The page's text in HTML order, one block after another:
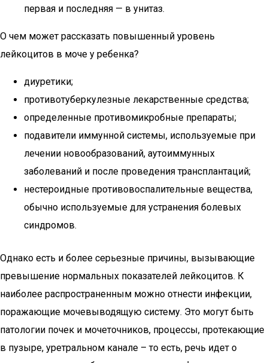
первая и последняя — в унитаз.
О чем может рассказать повышенный уровень
лейкоцитов в моче у ребенка?
диуретики;
противотуберкулезные лекарственные средства;
определенные противомикробные препараты;
подавители иммунной системы, используемые при
лечении новообразований, аутоиммунных
заболеваний и после проведения трансплантаций;
нестероидные противовоспалительные вещества,
обычно используемые для устранения болевых
синдромов.
Однако есть и более серьезные причины, вызывающие
превышение нормальных показателей лейкоцитов. К
наиболее распространенным можно отнести инфекции,
поражающие мочевыводящую систему. Это могут быть
патологии почек и мочеточников, процессы, протекающие
в пузыре, уретральном канале – то есть, речь идет о